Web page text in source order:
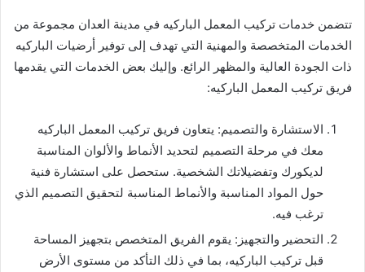
تتضمن خدمات تركيب المعمل الباركيه في مدينة العدان مجموعة من
الخدمات المتخصصة والمهنية التي تهدف إلى توفير أرضيات الباركيه
ذات الجودة العالية والمظهر الرائع. وإليك بعض الخدمات التي يقدمها
فريق تركيب المعمل الباركيه:
الاستشارة والتصميم: يتعاون فريق تركيب المعمل الباركيه
معك في مرحلة التصميم لتحديد الأنماط والألوان المناسبة
لديكورك وتفضيلاتك الشخصية. ستحصل على استشارة فنية
حول المواد المناسبة والأنماط المناسبة لتحقيق التصميم الذي
ترغب فيه.
التحضير والتجهيز: يقوم الفريق المتخصص بتجهيز المساحة
قبل تركيب الباركيه، بما في ذلك التأكد من مستوى الأرض